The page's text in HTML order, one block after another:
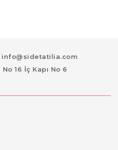
info@sidetatilia.com
16 İç Kapı No 6